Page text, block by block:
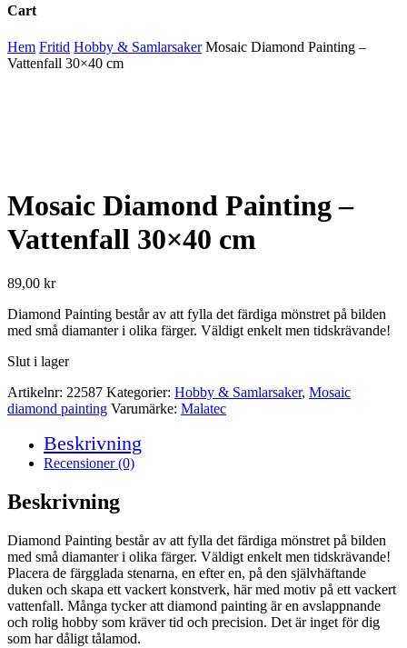
Cart
Close
Cart
Hem Fritid Hobby & Samlarsaker Mosaic Diamond Painting –
Vattenfall 30×40 cm
Mosaic Diamond Painting –
Vattenfall 30×40 cm
89,00 kr
Diamond Painting består av att fylla det färdiga mönstret på bilden
med små diamanter i olika färger. Väldigt enkelt men tidskrävande!
Slut i lager
Artikelnr: 22587 Kategorier: Hobby & Samlarsaker, Mosaic
diamond painting Varumärke: Malatec
Beskrivning
Recensioner (0)
Beskrivning
Diamond Painting består av att fylla det färdiga mönstret på bilden
med små diamanter i olika färger. Väldigt enkelt men tidskrävande!
Placera de färgglada stenarna, en efter en, på den självhäftande
duken och skapa ett vackert konstverk, här med motiv på ett vackert
vattenfall. Många tycker att diamond painting är en avslappnande
och rolig hobby som kräver tid och precision. Det är inget för dig
som har dåligt tålamod.